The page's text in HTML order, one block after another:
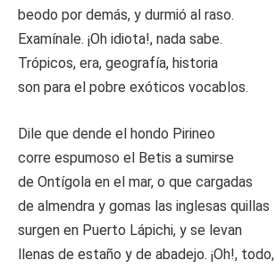
beodo por demás, y durmió al raso.
Examínale. ¡Oh idiota!, nada sabe.
Trópicos, era, geografía, historia
son para el pobre exóticos vocablos.
Dile que dende el hondo Pirineo
corre espumoso el Betis a sumirse
de Ontígola en el mar, o que cargadas
de almendra y gomas las inglesas quillas
surgen en Puerto Lápichi, y se levan
llenas de estaño y de abadejo. ¡Oh!, todo,